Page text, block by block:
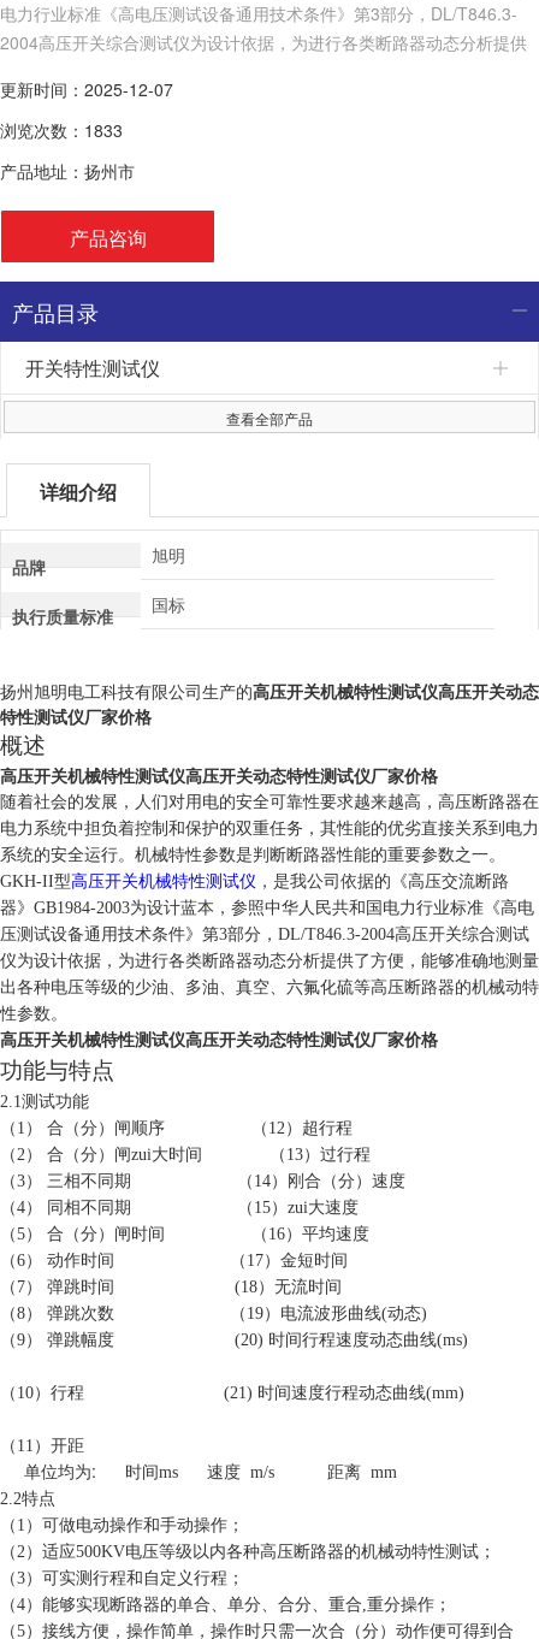
电力行业标准《高电压测试设备通用技术条件》第3部分，DL/T846.3-
2004高压开关综合测试仪为设计依据，为进行各类断路器动态分析提供
更新时间：2025-12-07
浏览次数：1833
产品地址：扬州市
产品咨询
产品目录
开关特性测试仪
查看全部产品
详细介绍
品牌 旭明
执行质量标准 国标
扬州旭明电工科技有限公司生产的高压开关机械特性测试仪高压开关动态
特性测试仪厂家价格
概述
高压开关机械特性测试仪高压开关动态特性测试仪厂家价格
随着社会的发展，人们对用电的安全可靠性要求越来越高，高压断路器在
电力系统中担负着控制和保护的双重任务，其性能的优劣直接关系到电力
系统的安全运行。机械特性参数是判断断路器性能的重要参数之一。
GKH-II型高压开关机械特性测试仪 ，是我公司依据的《高压交流断路
器》 GB1984-2003为设计蓝本，参照中华人民共和国电力行业标准《高电
压测试设备通用技术条件》第3部分， DL/T846.3-2004高压开关综合测试
仪为设计依据，为进行各类断路器动态分析提供了方便，能够准确地测量
出各种电压等级的少油、多油、真空、六氟化硫等高压断路器的机械动特
性参数。
高压开关机械特性测试仪高压开关动态特性测试仪厂家价格
功能与特点
2.1测试功能
（ 1 ） 合（分）闸顺序 （ 12）超行程
（2） 合（分）闸zui大时间 （ 13）过行程
（3） 三相不同期 （ 14）刚合（分）速度
（4） 同相不同期 （ 15）zui大速度
（5） 合（分）闸时间 （ 16）平均速度
（6） 动作时间 （ 17）金短时间
（ 7） 弹跳时间 (18）无流时间
（8） 弹跳次数 （ 19）电流波形曲线(动态)
（9） 弹跳幅度 (20) 时间行程速度动态曲线(ms)
（ 10）行程 (21) 时间速度行程动态曲线(mm)
（ 11 ）开距
单位均为: 时间ms 速度 m/s 距离 mm
2.2特点
（ 1 ）可做电动操作和手动操作；
（2）适应500KV电压等级以内各种高压断路器的机械动特性测试；
（3）可实测行程和自定义行程；
（4）能够实现断路器的单合、单分、合分、重合,重分操作；
（5）接线方便，操作简单，操作时只需一次合（分）动作便可得到合